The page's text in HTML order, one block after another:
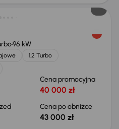
96 kW
1.2 Turbo
Cena promocyjna
40 000 zł
Cena po obniżce
43 000 zł